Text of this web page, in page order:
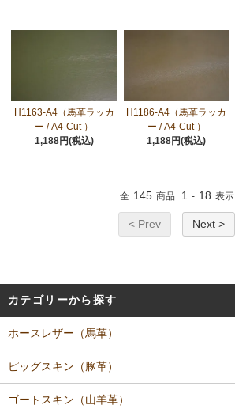
H1163-A4（馬革ラッカ
ー / A4-Cut ）
1,188円(税込)
H1186-A4（馬革ラッカ
ー / A4-Cut ）
1,188円(税込)
全 145 商品 1 - 18 表示
< Prev Next >
カテゴリーから探す
ホースレザー（馬革）
ピッグスキン（豚革）
ゴートスキン（山羊革）